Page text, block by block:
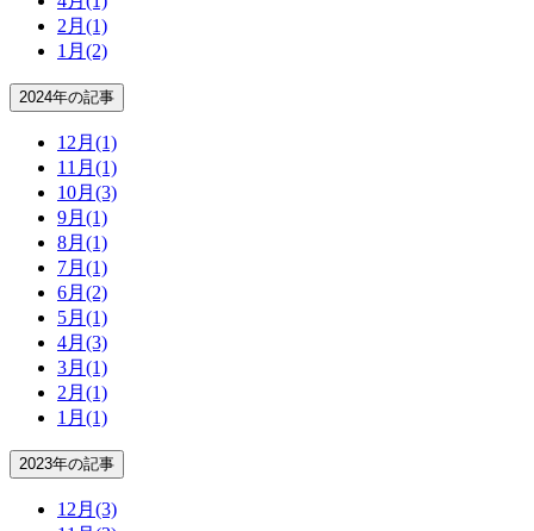
2月 (1)
1月 (2)
2024年の記事
12月 (1)
11月 (1)
10月 (3)
9月 (1)
8月 (1)
7月 (1)
6月 (2)
5月 (1)
4月 (3)
3月 (1)
2月 (1)
1月 (1)
2023年の記事
12月 (3)